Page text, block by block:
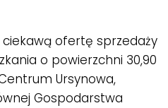
ofertę sprzedaży
o powierzchni 30,90
Ursynowa,
Gospodarstwa